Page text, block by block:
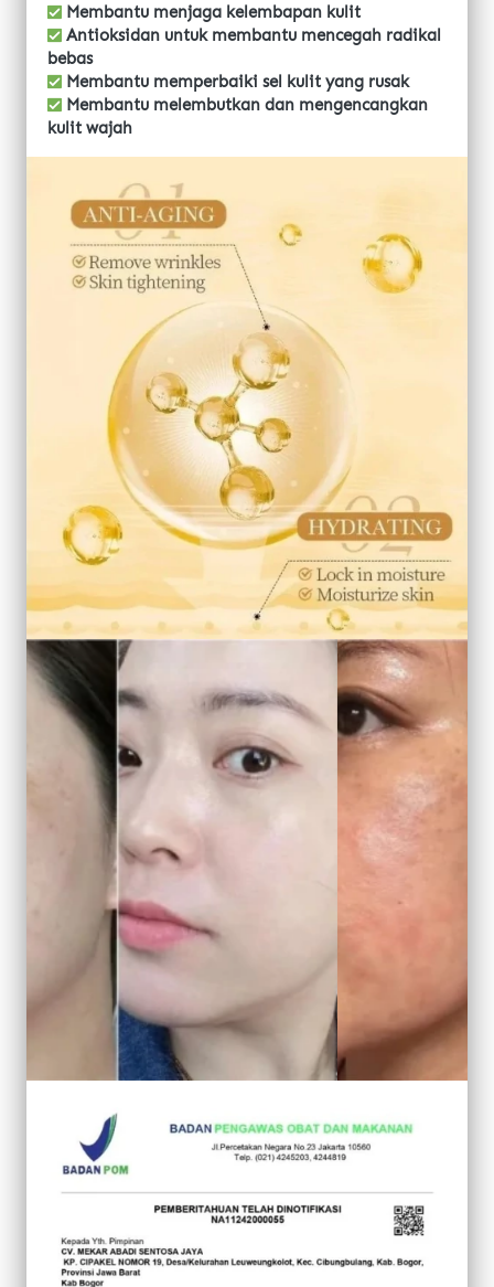
Membantu menjaga kelembapan kulit
Antioksidan untuk membantu mencegah radikal
bebas
Membantu memperbaiki sel kulit yang rusak
Membantu melembutkan dan mengencangkan
kulit wajah